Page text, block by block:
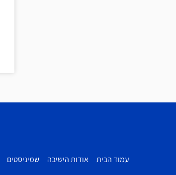
עמוד הבית אודות הישיבה שמיניסטים